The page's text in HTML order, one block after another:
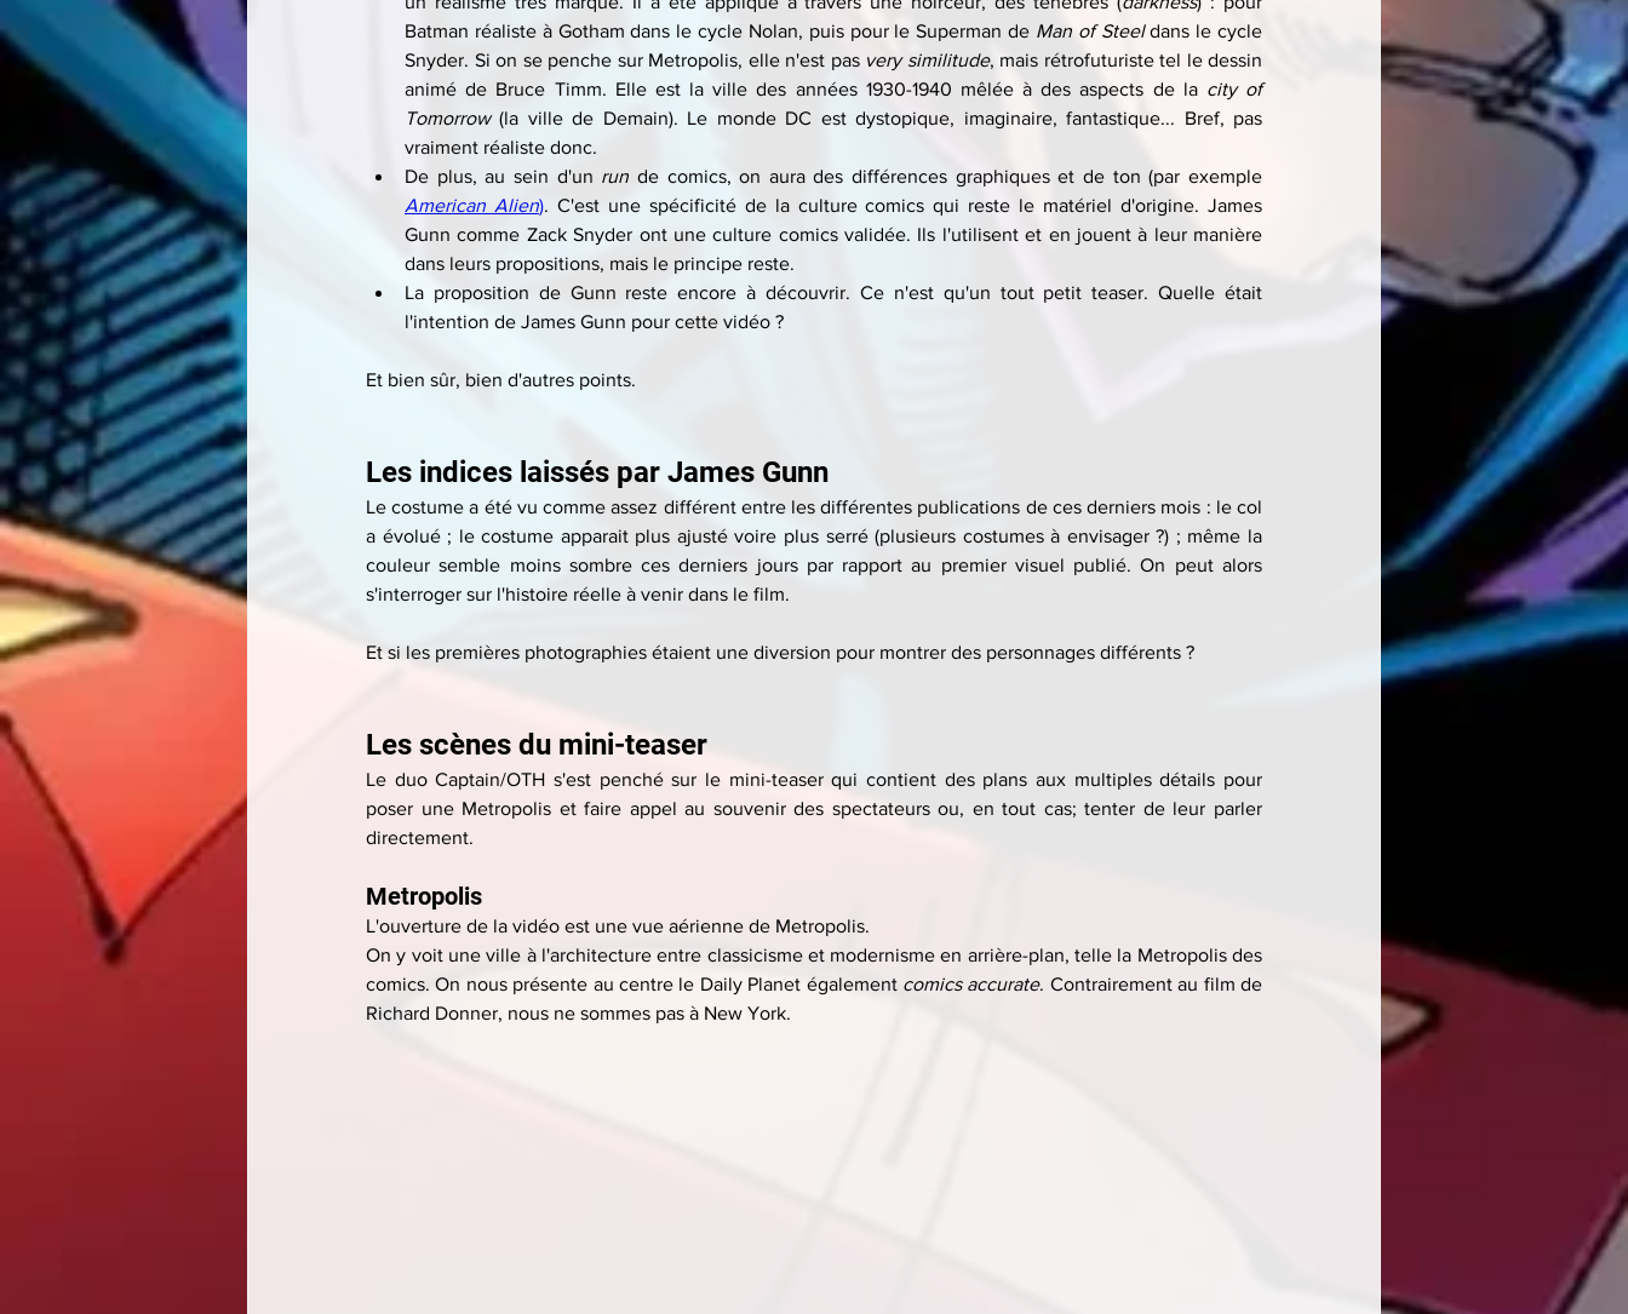
Batman réaliste à Gotham dans le cycle Nolan, puis pour le Superman de Man of Steel dans le cycle
Snyder. Si on se penche sur Metropolis, elle n'est pas very similitude, mais rétrofuturiste tel le dessin
animé de Bruce Timm. Elle est la ville des années 1930-1940 mêlée à des aspects de la city of
Tomorrow (la ville de Demain). Le monde DC est dystopique, imaginaire, fantastique... Bref, pas
vraiment réaliste donc.
De plus, au sein d'un run
American Alien). C'est une spécificité de la culture comics qui reste le matériel d'origine. James
Gunn comme Zack Snyder ont une culture comics validée. Ils l'utilisent et en jouent à leur manière
dans leurs propositions, mais le principe reste.
La proposition de Gunn reste encore à découvrir. Ce n'est qu'un tout petit teaser. Quelle était
l'intention de James Gunn pour cette vidéo ?
Et bien sûr, bien d'autres points.
Les indices laissés par James Gunn
Le costume a été vu comme assez différent entre les différentes publications de ces derniers mois : le col
a évolué ; le costume apparait plus ajusté voire plus serré (plusieurs costumes à envisager ?) ; même la
couleur semble moins sombre ces derniers jours par rapport au premier visuel publié. On peut alors
s'interroger sur l'histoire réelle à venir dans le film.
Et si les premières photographies étaient une diversion pour montrer des personnages différents ?
Les scènes du mini-teaser
Le duo Captain/OTH s'est penché sur le mini-teaser qui contient des plans aux multiples détails pour
poser une Metropolis et faire appel au souvenir des spectateurs ou, en tout cas; tenter de leur parler
directement.
Metropolis
L'ouverture de la vidéo est une vue aérienne de Metropolis.
On y voit une ville à l'architecture entre classicisme et modernisme en arrière-plan, telle la Metropolis des
comics. On nous présente au centre le Daily Planet également comics accurate. Contrairement au film de
Richard Donner, nous ne sommes pas à New York.